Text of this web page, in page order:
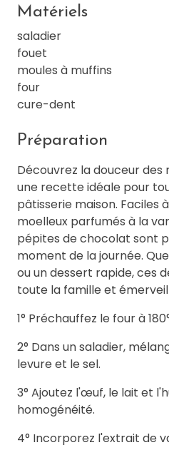
Matériels
saladier
fouet
moules à muffins
four
cure-dent
Préparation
Découvrez la douceur
une recette idéale pour
pâtisserie maison. Faciles
moelleux parfumés à la
pépites de chocolat sont
moment de la journée.
ou un dessert rapide, ces
toute la famille et
1° Préchauffez le four à
2° Dans un saladier,
levure et le sel.
3° Ajoutez l'œuf, le lait et
homogénéité.
4° Incorporez l'extrait de